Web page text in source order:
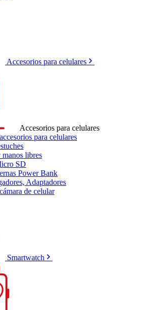
Accesorios para celulares
Accesorios para celulares
para celulares
libres
SD
Power Bank
Adaptadores
de celular
Smartwatch